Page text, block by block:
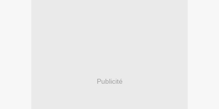
Publicité